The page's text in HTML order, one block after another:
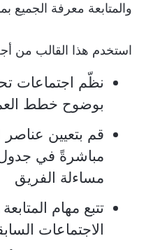
والمتابعة معرفة الجميع
استخدم هذا القالب من
نظّم اجتماعات
بوضوح خطط
قم بتعيين
مباشرةً في
مساءلة الفريق
تتبع مهام
الاجتماعات